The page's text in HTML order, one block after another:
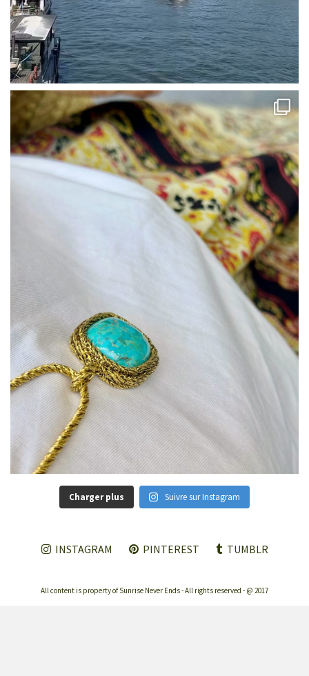
Charger plus Suivre sur Instagram
INSTAGRAM PINTEREST TUMBLR
All content is property of Sunrise Never Ends - All rights reserved - @ 2017